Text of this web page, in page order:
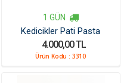
1 GÜN
Kedicikler Pati Pasta
4.000,00 TL
Ürün Kodu : 3310